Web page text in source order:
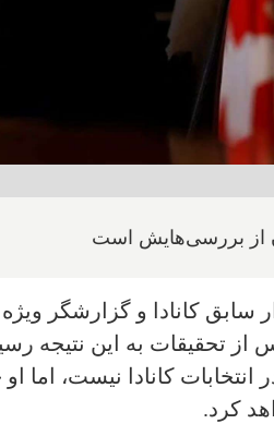
از بررسی‌هایش است
سابق کانادا و گزارشگر
از تحقیقات به این نتیجه
انتخابات کانادا نیست،
کرد.